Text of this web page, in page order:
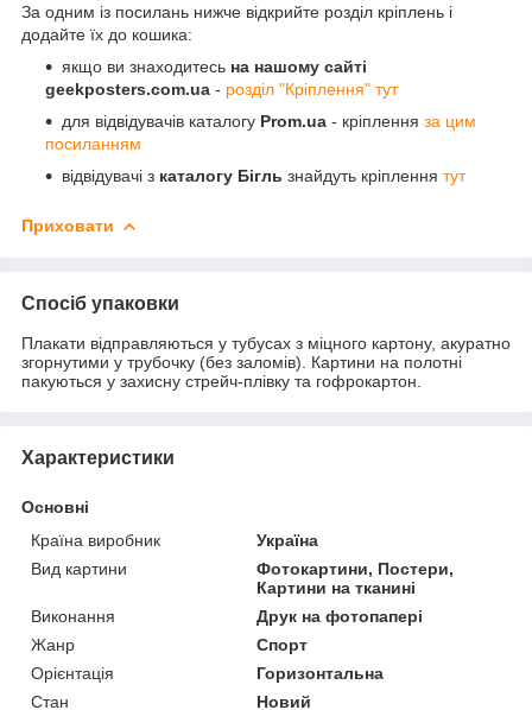
За одним із посилань нижче відкрийте розділ кріплень і
додайте їх до кошика:
якщо ви знаходитесь на нашому сайті
geekposters.com.ua - розділ "Кріплення" тут
для відвідувачів каталогу Prom.ua - кріплення за цим
посиланням
відвідувачі з каталогу Бігль знайдуть кріплення тут
Приховати
Спосіб упаковки
Плакати відправляються у тубусах з міцного картону, акуратно
згорнутими у трубочку (без заломів). Картини на полотні
пакуються у захисну стрейч-плівку та гофрокартон.
Характеристики
Основні
Країна виробник
Україна
Вид картини
Фотокартини, Постери,
Картини на тканині
Виконання
Друк на фотопапері
Жанр
Спорт
Орієнтація
Горизонтальна
Стан
Новий